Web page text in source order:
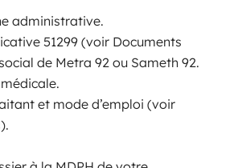
administrative.
51299 (voir Documents
de Metra 92 ou Sameth 92.
et mode d’emploi (voir